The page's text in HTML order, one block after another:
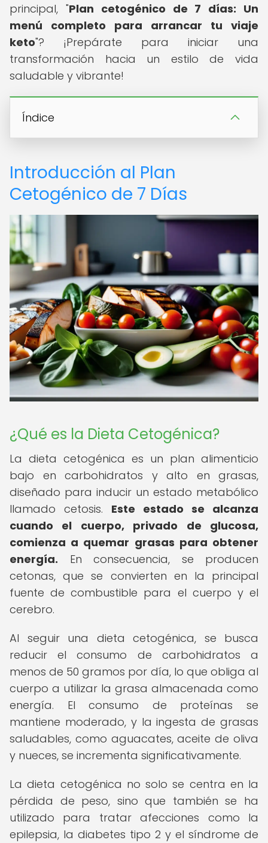
principal, "Plan cetogénico de 7 días: Un
menú completo para arrancar tu viaje
keto"? ¡Prepárate para iniciar una
transformación hacia un estilo de vida
saludable y vibrante!
Índice
Introducción al Plan
Cetogénico de 7 Días
¿Qué es la Dieta Cetogénica?
La dieta cetogénica es un plan alimenticio
bajo en carbohidratos y alto en grasas,
diseñado para inducir un estado metabólico
llamado cetosis. Este estado se alcanza
cuando el cuerpo, privado de glucosa,
comienza a quemar grasas para obtener
energía. En consecuencia, se producen
cetonas, que se convierten en la principal
fuente de combustible para el cuerpo y el
cerebro.
Al seguir una dieta cetogénica, se busca
reducir el consumo de carbohidratos a
menos de 50 gramos por día, lo que obliga al
cuerpo a utilizar la grasa almacenada como
energía. El consumo de proteínas se
mantiene moderado, y la ingesta de grasas
saludables, como aguacates, aceite de oliva
y nueces, se incrementa significativamente.
La dieta cetogénica no solo se centra en la
pérdida de peso, sino que también se ha
utilizado para tratar afecciones como la
epilepsia, la diabetes tipo 2 y el síndrome de